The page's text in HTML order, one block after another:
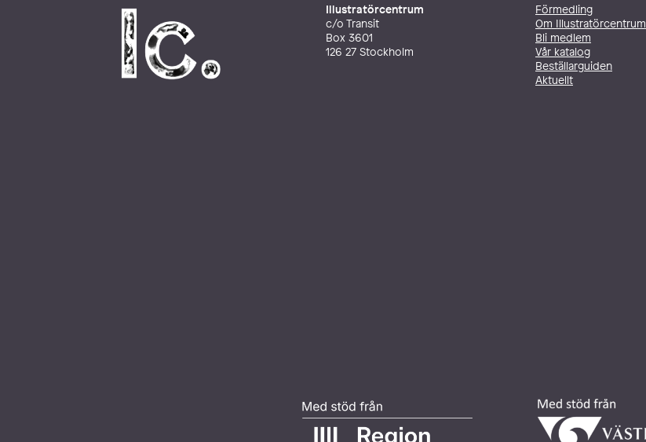
Illustratörcentrum
c/o Transit
Box 3601
126 27 Stockholm
Förmedling
Om Illustratörcentrum
Bli medlem
Vår katalog
Beställarguiden
Aktuellt